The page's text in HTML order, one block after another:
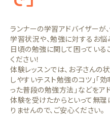
ランナーの学習アドバイザーが
学習状況や、勉強に対するお悩
日頃の勉強に関して困っている
ください！
体験レッスンでは、お子さんの
しやすいテスト勉強のコツ」「
った普段の勉強方法」などをア
体験を受けたからといって無
りませんので、ご安心ください。